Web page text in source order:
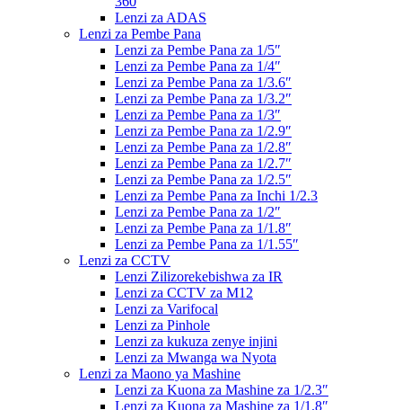
Lenzi za ADAS
Lenzi za Pembe Pana
Lenzi za Pembe Pana za 1/5″
Lenzi za Pembe Pana za 1/4″
Lenzi za Pembe Pana za 1/3.6″
Lenzi za Pembe Pana za 1/3.2″
Lenzi za Pembe Pana za 1/3″
Lenzi za Pembe Pana za 1/2.9″
Lenzi za Pembe Pana za 1/2.8″
Lenzi za Pembe Pana za 1/2.7″
Lenzi za Pembe Pana za 1/2.5″
Lenzi za Pembe Pana za Inchi 1/2.3
Lenzi za Pembe Pana za 1/2″
Lenzi za Pembe Pana za 1/1.8″
Lenzi za Pembe Pana za 1/1.55″
Lenzi za CCTV
Lenzi Zilizorekebishwa za IR
Lenzi za CCTV za M12
Lenzi za Varifocal
Lenzi za Pinhole
Lenzi za kukuza zenye injini
Lenzi za Mwanga wa Nyota
Lenzi za Maono ya Mashine
Lenzi za Kuona za Mashine za 1/2.3″
Lenzi za Kuona za Mashine za 1/1.8″